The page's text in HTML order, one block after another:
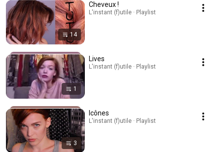
14
Cheveux !
L'instant (f)utile · Playlist
1
Lives
L'instant (f)utile · Playlist
3
Icônes
L'instant (f)utile · Playlist